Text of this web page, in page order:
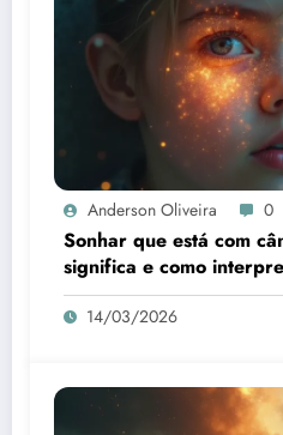
Anderson Oliveira 0
Sonhar que está com
significa e como
14/03/2026